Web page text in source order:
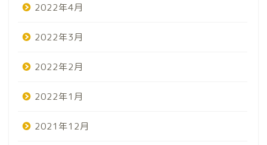
2022年4月
2022年3月
2022年2月
2022年1月
2021年12月